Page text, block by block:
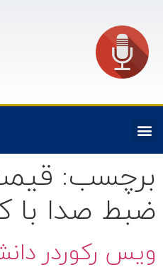
برچسب:
ضبط صدا با
ویس رکوردر